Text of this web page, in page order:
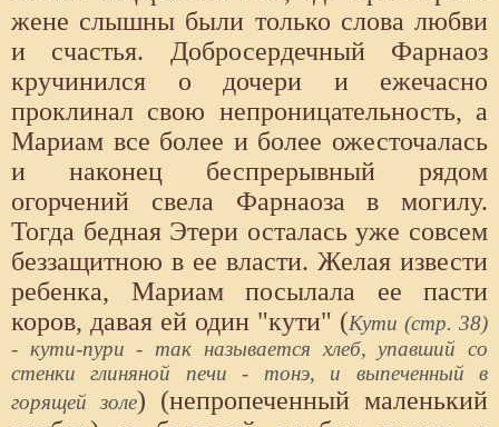
жене слышны были только слова любви
и счастья. Добросердечный Фарнаоз
кручинился о дочери и ежечасно
проклинал свою непроницательность, а
Мариам все более и более ожесточалась
и наконец беспрерывный рядом
огорчений свела Фарнаоза в могилу.
Тогда бедная Этери осталась уже совсем
беззащитною в ее власти. Желая извести
ребенка, Мариам посылала ее пасти
коров, давая ей один "кути" (Кути (стр. 38)
- кути-пури - так называется хлеб, упавший со
стенки глиняной печи - тонэ, и выпеченный в
горящей золе) (непропеченный маленький